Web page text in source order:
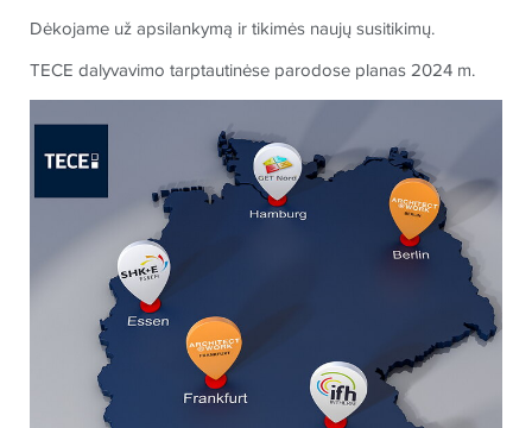
Dėkojame už apsilankymą ir tikimės naujų susitikimų.
TECE dalyvavimo tarptautinėse parodose planas 2024 m.